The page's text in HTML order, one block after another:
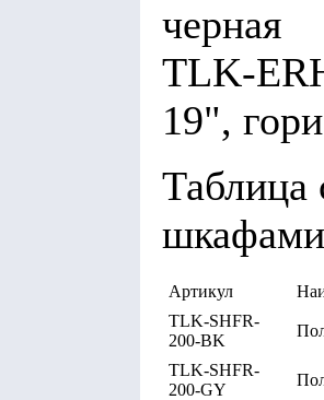
черная
TLK-
19",
Таблица
Артикул
TLK-SHFR-
200-BK
TLK-SHFR-
200-GY